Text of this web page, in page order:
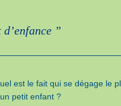
d’enfance ”
est le fait qui se dégage le
petit enfant ?